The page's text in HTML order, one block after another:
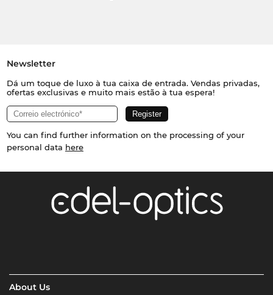
Newsletter
Dá um toque de luxo à tua caixa de entrada. Vendas privadas,
ofertas exclusivas e muito mais estão à tua espera!
You can find further information on the processing of your
personal data here
About Us